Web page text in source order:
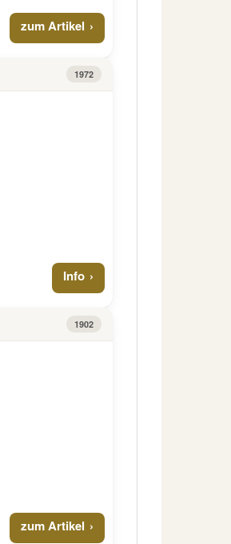
zum Artikel
1972
Info
1902
zum Artikel